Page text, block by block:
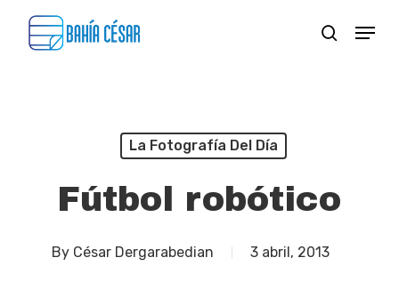
search
Menu
La Fotografía Del Día
Fútbol robótico
By César Dergarabedian 3 abril, 2013